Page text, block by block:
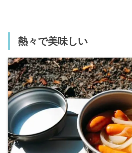
熱々で美味しい